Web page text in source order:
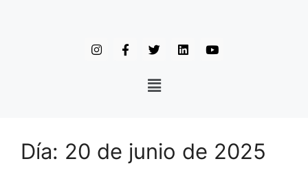
Día: 20 de junio de 2025